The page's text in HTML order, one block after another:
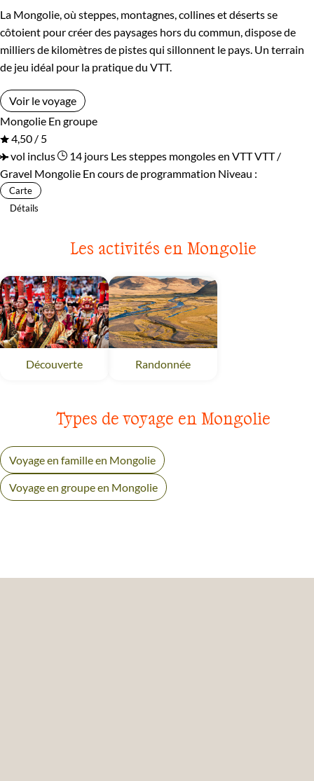
La Mongolie, où steppes, montagnes, collines et déserts se
côtoient pour créer des paysages hors du commun, dispose de
milliers de kilomètres de pistes qui sillonnent le pays. Un terrain
de jeu idéal pour la pratique du VTT.
Voir le voyage
Mongolie En groupe
4,50 / 5
vol inclus
14 jours Les steppes mongoles en VTTVTT /
Gravel Mongolie En cours de programmation Niveau :
Carte
Détails
Les activités en Mongolie
Découverte Randonnée
Types de voyage en Mongolie
Voyage en famille en Mongolie
Voyage en groupe en Mongolie